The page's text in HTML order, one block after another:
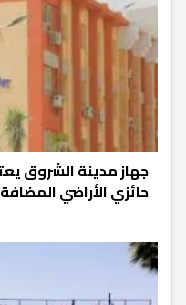
حائزي الأراضي المضافة